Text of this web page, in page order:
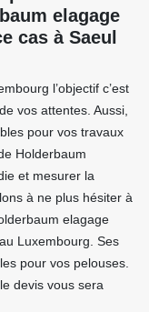
elagage
cas à Saeul
l’objectif c’est
vos attentes. Aussi,
pour vos travaux
Holderbaum
et mesurer la
à ne plus hésiter à
elagage
Luxembourg. Ses
pour vos pelouses.
devis vous sera